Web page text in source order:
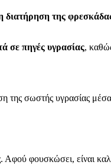
διατήρηση της
σε πηγές υγρασίας,
σωστής υγρασίας
Αφού φουσκώσει, είναι